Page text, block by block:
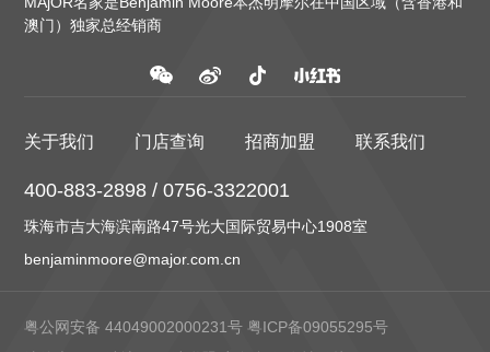
澳门）独家总经销商
关于我们 门店查询 招商加盟 联系我们
400-883-2898 / 0756-3322001
珠海市吉大海滨南路47号光大国际贸易中心1908室
benjaminmoore@major.com.cn
粤公网安备 44049002000231号 粤ICP备09055295号